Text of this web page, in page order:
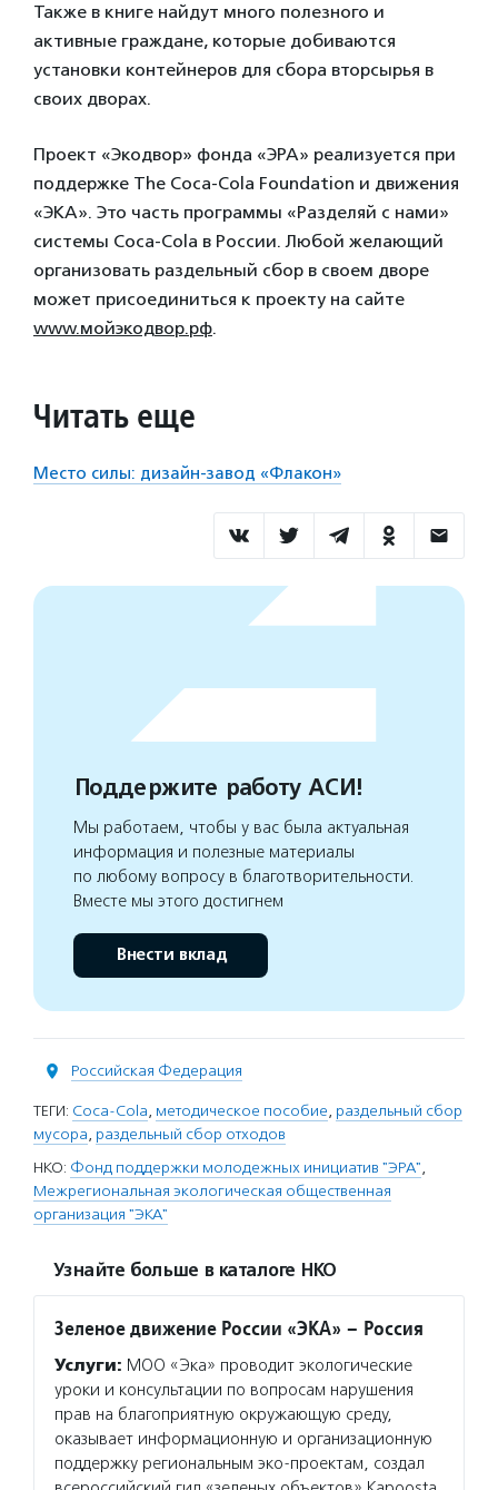
Также в книге найдут много полезного и
активные граждане, которые добиваются
установки контейнеров для сбора вторсырья в
своих дворах.
Проект «Экодвор» фонда «ЭРА» реализуется при
поддержке The Coca-Cola Foundation и движения
«ЭКА». Это часть программы «Разделяй с нами»
системы Coca-Cola в России. Любой желающий
организовать раздельный сбор в своем дворе
может присоединиться к проекту на сайте
www.мойэкодвор.рф.
Читать еще
Место силы: дизайн-завод «Флакон»
Поддержите работу АСИ!
Мы работаем, чтобы у вас была актуальная
информация и полезные материалы
по любому вопросу в благотворительности.
Вместе мы этого достигнем
Внести вклад
Российская Федерация
ТЕГИ: Coca-Cola, методическое пособие, раздельный сбор
мусора, раздельный сбор отходов
НКО: Фонд поддержки молодежных инициатив "ЭРА",
Межрегиональная экологическая общественная
организация "ЭКА"
Узнайте больше в каталоге НКО
Зеленое движение России «ЭКА» – Россия
Услуги: МОО «Эка» проводит экологические
уроки и консультации по вопросам нарушения
прав на благоприятную окружающую среду,
оказывает информационную и организационную
поддержку региональным эко-проектам, создал